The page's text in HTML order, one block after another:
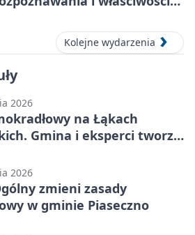
Kolejne wydarzenia
2026
na Łąkach
Gmina i eksperci tworzą
2026
zmieni zasady
w gminie Piaseczno